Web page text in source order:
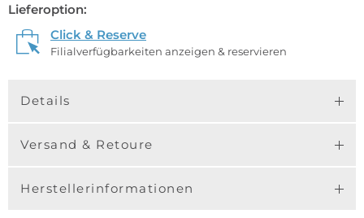
Lieferoption:
Click & Reserve
Filialverfügbarkeiten anzeigen & reservieren
Details
Versand & Retoure
Herstellerinformationen